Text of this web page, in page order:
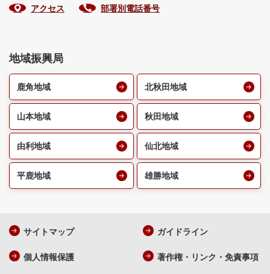
アクセス 部署別電話番号
地域振興局
鹿角地域 北秋田地域
山本地域 秋田地域
由利地域 仙北地域
平鹿地域 雄勝地域
サイトマップ ガイドライン
個人情報保護 著作権・リンク・免責事項